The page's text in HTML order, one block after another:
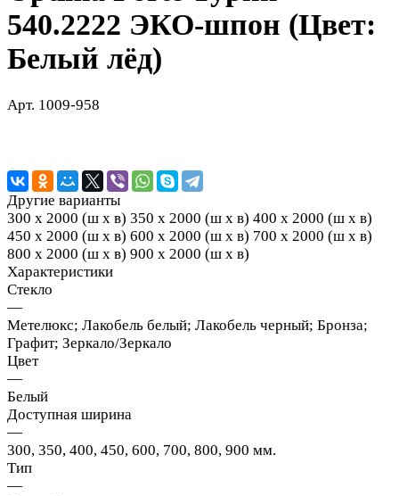
540.2222 ЭКО-шпон (Цвет:
Белый лёд)
Арт. 1009-958
Другие варианты
300 х 2000 (ш х в) 350 х 2000 (ш х в) 400 х 2000 (ш х в)
450 х 2000 (ш х в) 600 х 2000 (ш х в) 700 х 2000 (ш х в)
800 х 2000 (ш х в) 900 х 2000 (ш х в)
Характеристики
Стекло
—
Метелюкс; Лакобель белый; Лакобель черный; Бронза;
Графит; Зеркало/Зеркало
Цвет
—
Белый
Доступная ширина
—
300, 350, 400, 450, 600, 700, 800, 900 мм.
Тип
—